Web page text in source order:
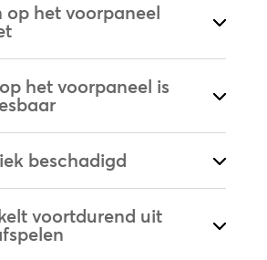
op het voorpaneel
het voorpaneel is
beschadigd
voortdurend uit